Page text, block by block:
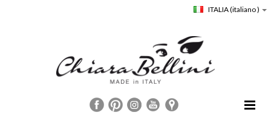
ITALIA(italiano )